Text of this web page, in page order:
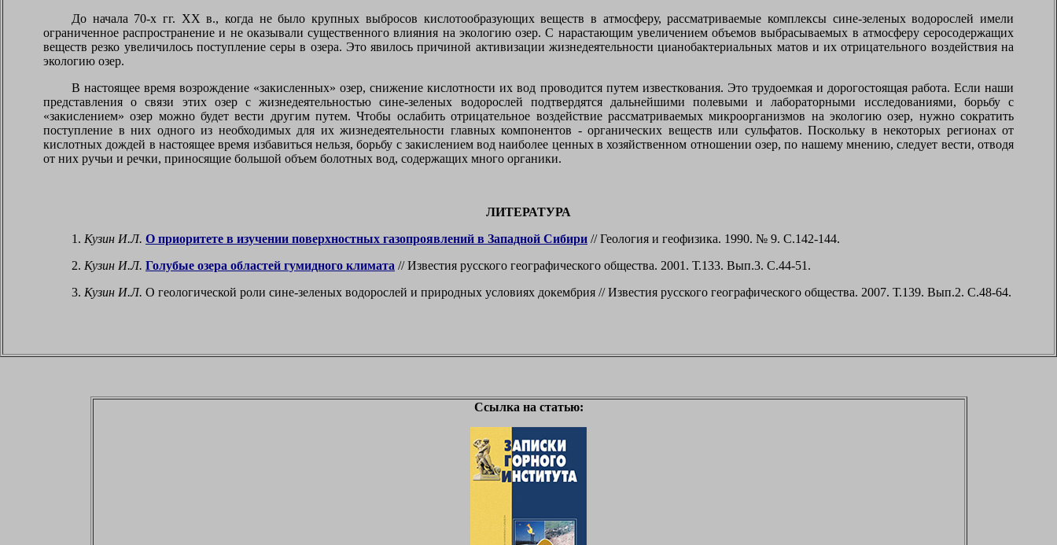
До начала 70-х гг. ХХ в., когда не было крупных выбросов кислотообразующих веществ в атмосферу, рассматриваемые комплексы сине-зеленых водорослей имели
ограниченное распространение и не оказывали существенного влияния на экологию озер. С нарастающим увеличением объемов выбрасываемых в атмосферу серосодержащих
веществ резко увеличилось поступление серы в озера. Это явилось причиной активизации жизнедеятельности цианобактериальных матов и их отрицательного воздействия на
экологию озер.
В настоящее время возрождение «закисленных» озер, снижение кислотности их вод проводится путем известкования. Это трудоемкая и дорогостоящая работа. Если наши
представления о связи этих озер с жизнедеятельностью сине-зеленых водорослей подтвердятся дальнейшими полевыми и лабораторными исследованиями, борьбу с
«закислением» озер можно будет вести другим путем. Чтобы ослабить отрицательное воздействие рассматриваемых микроорганизмов на экологию озер, нужно сократить
поступление в них одного из необходимых для их жизнедеятельности главных компонентов - органических веществ или сульфатов. Поскольку в некоторых регионах от
кислотных дождей в настоящее время избавиться нельзя, борьбу с закислением вод наиболее ценных в хозяйственном отношении озер, по нашему мнению, следует вести, отводя
от них ручьи и речки, приносящие большой объем болотных вод, содержащих много органики.
ЛИТЕРАТУРА
1. Кузин И.Л. О приоритете в изучении поверхностных газопроявлений в Западной Сибири // Геология и геофизика. 1990. № 9. С.142-144.
2. Кузин И.Л. Голубые озера областей гумидного климата // Известия русского географического общества. 2001. Т.133. Вып.3. С.44-51.
3. Кузин И.Л. О геологической роли сине-зеленых водорослей и природных условиях докембрия // Известия русского географического общества. 2007. Т.139. Вып.2. С.48-64.
Ссылка на статью: